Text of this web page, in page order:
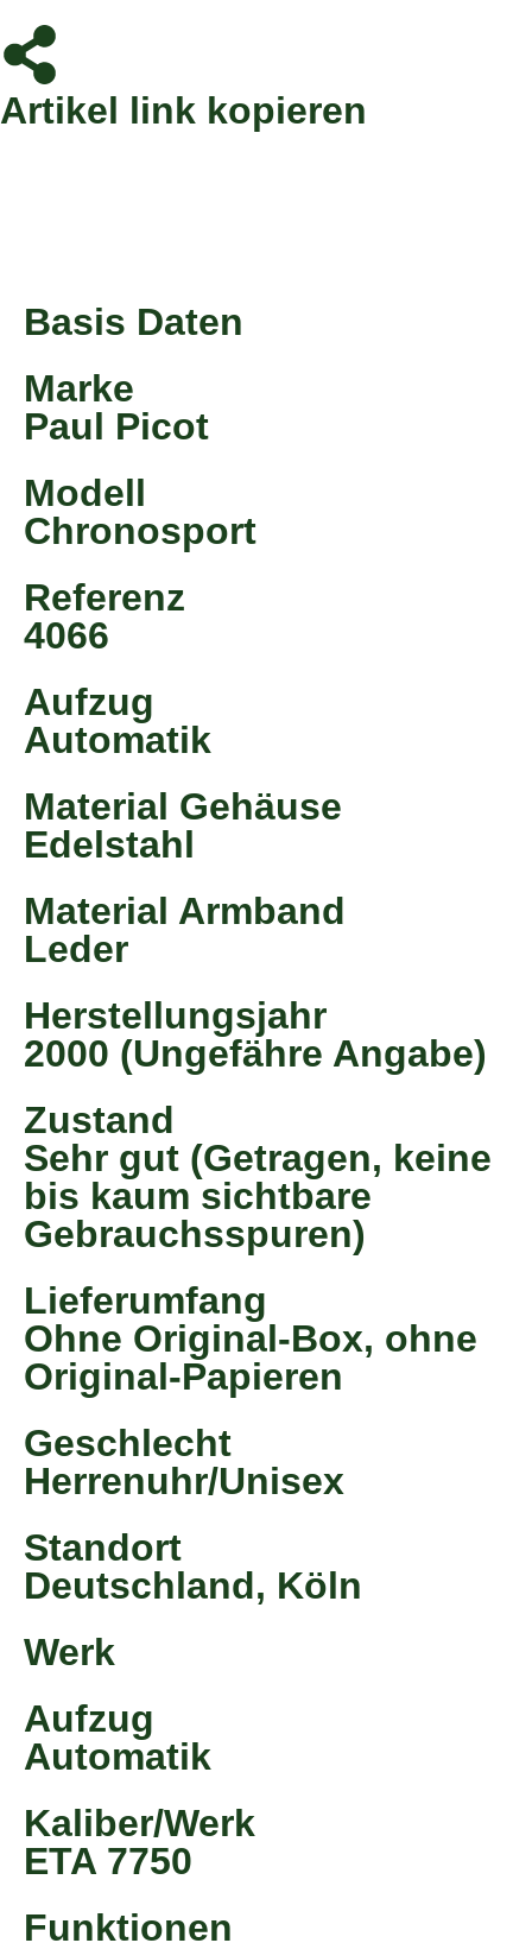
Artikel link kopieren
Basis Daten
Marke
Paul Picot
Modell
Chronosport
Referenz
4066
Aufzug
Automatik
Material Gehäuse
Edelstahl
Material Armband
Leder
Herstellungsjahr
2000 (Ungefähre Angabe)
Zustand
Sehr gut (Getragen, keine
bis kaum sichtbare
Gebrauchsspuren)
Lieferumfang
Ohne Original-Box, ohne
Original-Papieren
Geschlecht
Herrenuhr/Unisex
Standort
Deutschland, Köln
Werk
Aufzug
Automatik
Kaliber/Werk
ETA 7750
Funktionen